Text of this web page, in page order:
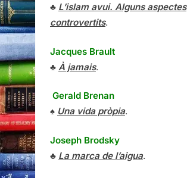
♣ L’islam avui. Alguns aspectes
controvertits.
Jacques Brault
♣ À jamais.
Gerald Brenan
♠ Una vida pròpia.
Joseph Brodsky
♣ La marca de l’aigua.